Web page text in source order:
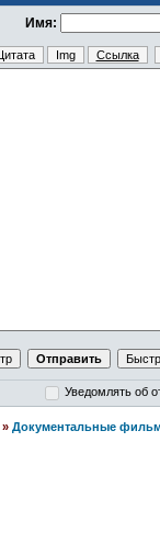
Имя:
Уведомлять об
» Документальные